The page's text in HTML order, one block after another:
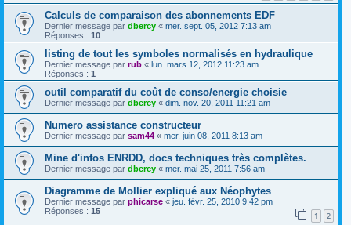
Calculs de comparaison des abonnements EDF
Dernier message par dbercy « mer. sept. 05, 2012 7:13 am
Réponses : 10
listing de tout les symboles normalisés en hydraulique
Dernier message par rub « lun. mars 12, 2012 11:23 am
Réponses : 1
outil comparatif du coût de conso/energie choisie
Dernier message par dbercy « dim. nov. 20, 2011 11:21 am
Numero assistance constructeur
Dernier message par sam44 « mer. juin 08, 2011 8:13 am
Mine d'infos ENRDD, docs techniques très complètes.
Dernier message par dbercy « mer. mai 25, 2011 7:56 am
Diagramme de Mollier expliqué aux Néophytes
Dernier message par phicarse « jeu. févr. 25, 2010 9:42 pm
Réponses : 15 1 2